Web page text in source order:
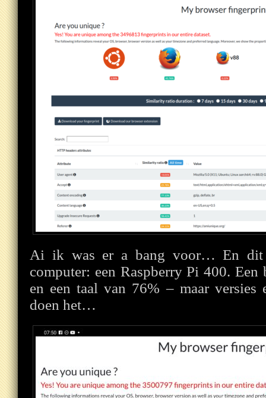
Ai ik was er a bang voor… En dit
computer: een Raspberry Pi 400.
en een taal van 76% – maar versies
doen het…